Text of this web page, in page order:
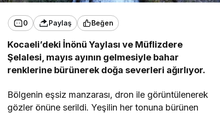
0 Paylaş Beğen
Kocaeli’deki İnönü Yaylası ve Müflizdere
Şelalesi, mayıs ayının gelmesiyle bahar
renklerine bürünerek doğa severleri ağırlıyor.
Bölgenin eşsiz manzarası, dron ile görüntülenerek
gözler önüne serildi. Yeşilin her tonuna bürünen